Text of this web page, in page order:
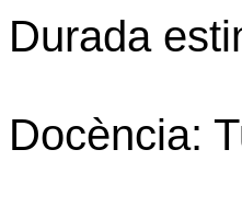
Durada
Docència: